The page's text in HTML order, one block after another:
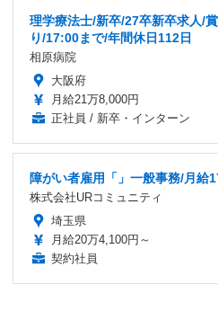
理学療法士/新卒/27卒新卒求人/
り/17:00まで/年間休日112日
相原病院
大阪府
月給21万8,000円
正社員 / 新卒・インターン
障がい者雇用「」一般事務/月給
株式会社URコミュニティ
埼玉県
月給20万4,100円～
契約社員